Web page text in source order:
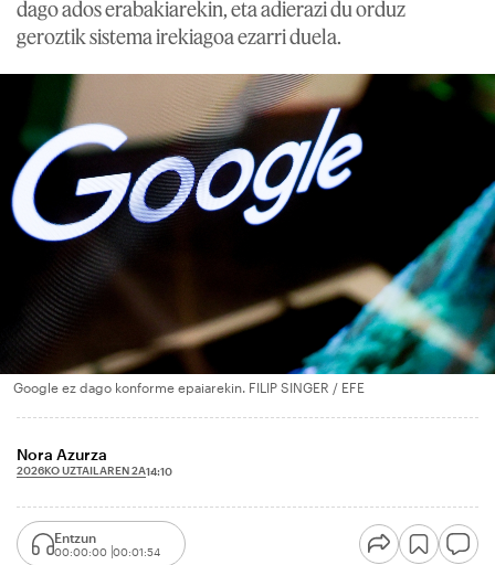
dago ados erabakiarekin, eta adierazi du orduz
geroztik sistema irekiagoa ezarri duela.
Google ez dago konforme epaiarekin. FILIP SINGER / EFE
Nora Azurza
2026KO UZTAILAREN 2A14:10
Entzun
00:00:00 00:01:54